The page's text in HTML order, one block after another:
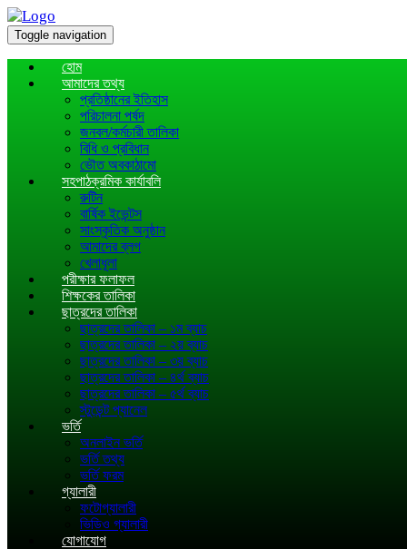
Toggle navigation
হোম
আমাদের তথ্য
প্রতিষ্ঠানের ইতিহাস
পরিচালনা পর্ষদ
জনবল/কর্মচারী তালিকা
বিধি ও প্রবিধান
ভৌত অবকাঠামো
সহপাঠক্রমিক কার্যাবলি
রুটিন
বার্ষিক ইভেন্টস
সাংস্কৃতিক অনুষ্ঠান
আমাদের ব্লগ
খেলাধূলা
পরীক্ষার ফলাফল
শিক্ষকের তালিকা
ছাত্রদের তালিকা
ছাত্রদের তালিকা – ১ম ব্যাচ
ছাত্রদের তালিকা – ২য় ব্যাচ
ছাত্রদের তালিকা – ৩য় ব্যাচ
ছাত্রদের তালিকা – ৪র্থ ব্যাচ
ছাত্রদের তালিকা – ৫র্থ ব্যাচ
স্টুডেন্ট প্যানেল
ভর্তি
অনলাইন ভর্তি
ভর্তি তথ্য
ভর্তি ফরম
গ্যালারী
ফটোগ্যালারী
ভিডিও গ্যালারী
যোগাযোগ